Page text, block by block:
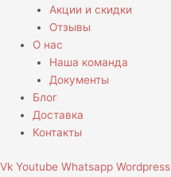
Акции и скидки
Отзывы
О нас
Наша команда
Документы
Блог
Доставка
Контакты
Vk Youtube Whatsapp Wordpress